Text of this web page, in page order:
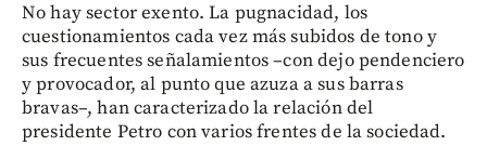
No hay sector exento. La pugnacidad, los
cuestionamientos cada vez más subidos de tono y
sus frecuentes señalamientos –con dejo pendenciero
y provocador, al punto que azuza a sus barras
bravas–, han caracterizado la relación del
presidente Petro con varios frentes de la sociedad.